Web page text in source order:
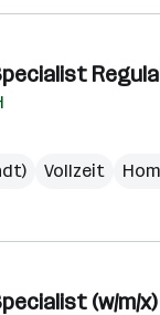
Vollzeit
(w/m/x)